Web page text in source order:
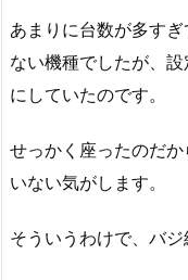
あまりに台数が多す
ない機種でしたが、
にしていたのです。
せっかく座ったのだ
いない気がします。
そういうわけで、バ